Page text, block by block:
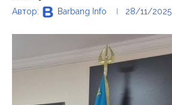
Автор: Barbang Info 28/11/2025